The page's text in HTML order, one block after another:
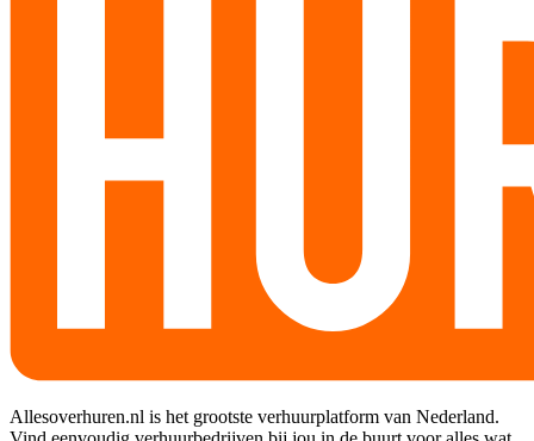
Allesoverhuren.nl is het grootste verhuurplatform van Nederland.